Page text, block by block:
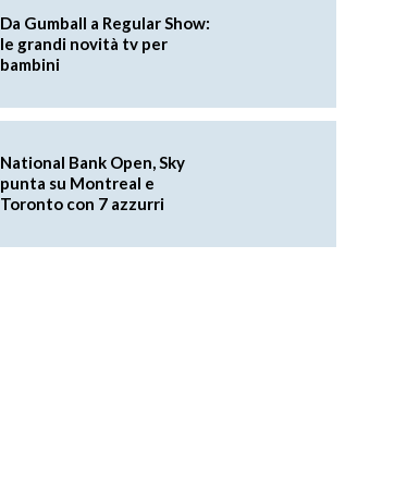
Da Gumball a Regular Show:
le grandi novità tv per
bambini
National Bank Open, Sky
punta su Montreal e
Toronto con 7 azzurri